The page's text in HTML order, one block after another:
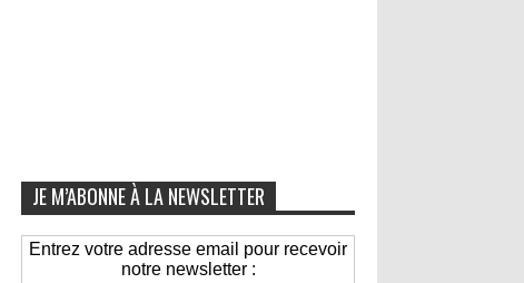
JE M’ABONNE À LA NEWSLETTER
Entrez votre adresse email pour recevoir
notre newsletter :